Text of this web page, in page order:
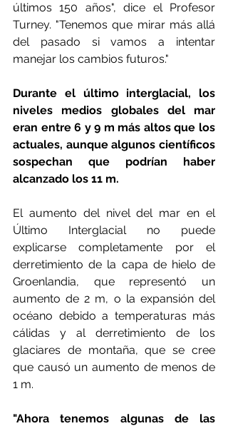
últimos 150 años", dice el Profesor
Turney. "Tenemos que mirar más allá
del pasado si vamos a intentar
manejar los cambios futuros."
Durante el último interglacial, los
niveles medios globales del mar
eran entre 6 y 9 m más altos que los
actuales, aunque algunos científicos
sospechan que podrían haber
alcanzado los 11 m.
El aumento del nivel del mar en el
Último Interglacial no puede
explicarse completamente por el
derretimiento de la capa de hielo de
Groenlandia, que representó un
aumento de 2 m, o la expansión del
océano debido a temperaturas más
cálidas y al derretimiento de los
glaciares de montaña, que se cree
que causó un aumento de menos de
1 m.
"Ahora tenemos algunas de las